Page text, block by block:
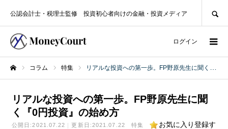
公認会計士・税理士監修 投資初心者向けの金融・投資メディア
ログイン
コラム 特集 リアルな投資への第一歩。FP野原先生に聞く『0円投資』の始め方
リアルな投資への第一歩。FP野原先生に聞
く『0円投資』の始め方
公開日:2021.07.22 更新日:2021.07.22 特集
お気に入り登録す